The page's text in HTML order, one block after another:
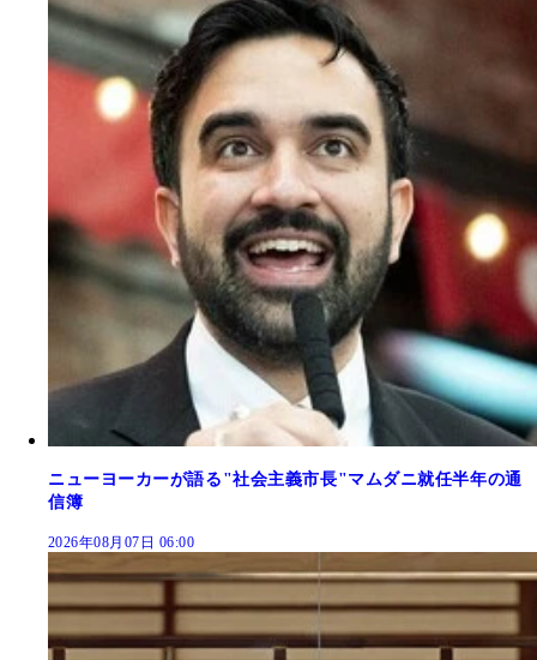
ニューヨーカーが語る"社会主義市長"マムダニ就任半年の通
信簿
2026年08月07日 06:00